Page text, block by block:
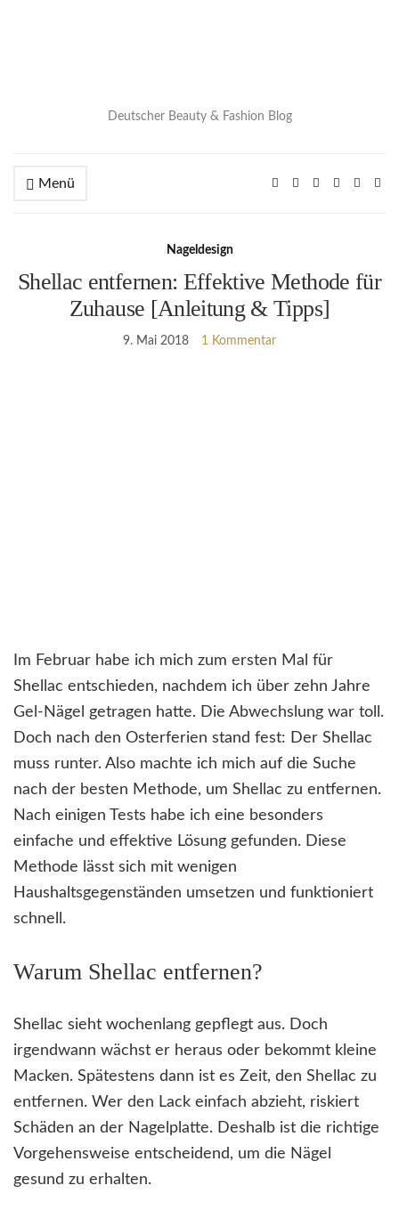
Deutscher Beauty & Fashion Blog
Menü
Nageldesign
Shellac entfernen: Effektive Methode für
Zuhause [Anleitung & Tipps]
9. Mai 2018 1 Kommentar
Im Februar habe ich mich zum ersten Mal für
Shellac entschieden, nachdem ich über zehn Jahre
Gel-Nägel getragen hatte. Die Abwechslung war toll.
Doch nach den Osterferien stand fest: Der Shellac
muss runter. Also machte ich mich auf die Suche
nach der besten Methode, um Shellac zu entfernen.
Nach einigen Tests habe ich eine besonders
einfache und effektive Lösung gefunden. Diese
Methode lässt sich mit wenigen
Haushaltsgegenständen umsetzen und funktioniert
schnell.
Warum Shellac entfernen?
Shellac sieht wochenlang gepflegt aus. Doch
irgendwann wächst er heraus oder bekommt kleine
Macken. Spätestens dann ist es Zeit, den Shellac zu
entfernen. Wer den Lack einfach abzieht, riskiert
Schäden an der Nagelplatte. Deshalb ist die richtige
Vorgehensweise entscheidend, um die Nägel
gesund zu erhalten.